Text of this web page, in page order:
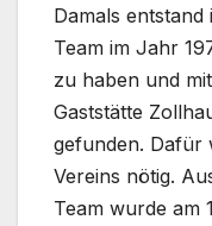
Damals
Team im Jahr
zu haben und
Gaststätte
gefunden. Dafür
Vereins nötig.
Team wurde am